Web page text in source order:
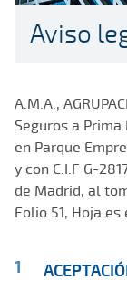
Aviso
A.M.A.,
Seguros a
en Parque
y con C.I.F G-
de Madrid, al
Folio 51, Hoja